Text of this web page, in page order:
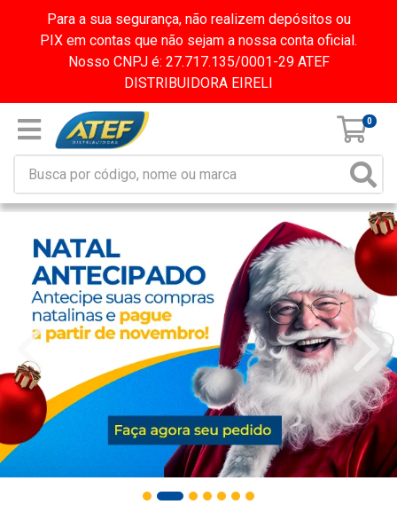
Para a sua segurança, não realizem depósitos ou
PIX em contas que não sejam a nossa conta oficial.
Nosso CNPJ é: 27.717.135/0001-29 ATEF
DISTRIBUIDORA EIRELI
0